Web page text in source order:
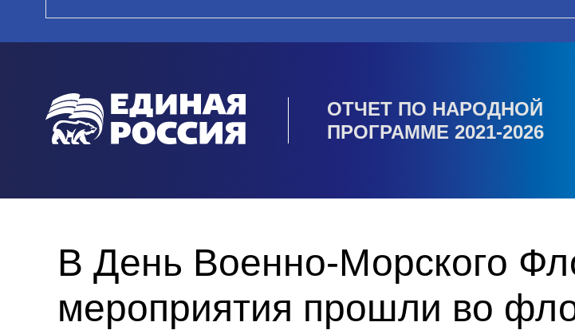
ОТЧЕТ ПО НАРОДНОЙ
ПРОГРАММЕ 2021-2026
В День Военно-Морского
мероприятия прошли во